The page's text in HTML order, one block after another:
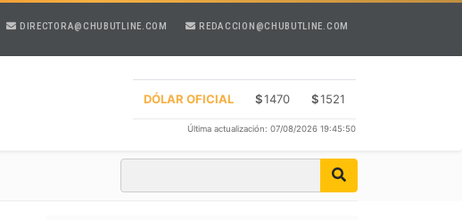
DIRECTORA@CHUBUTLINE.COM REDACCION@CHUBUTLINE.COM
DÓLAR OFICIAL $1470 $1521
Última actualización: 07/08/2026 19:45:50